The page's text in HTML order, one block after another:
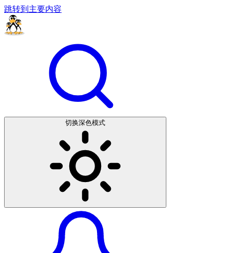
跳转到主要内容
切换深色模式